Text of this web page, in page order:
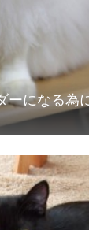
ーになる為